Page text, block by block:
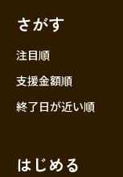
さがす
注目順
支援金額順
終了日が近い順
はじめる